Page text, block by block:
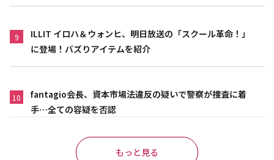
9
ILLIT イロハ＆ウォンヒ、明日放送の「スクール革命！」
に登場！バズりアイテムを紹介
10
fantagio会長、資本市場法違反の疑いで警察が捜査に着
手…全ての容疑を否認
もっと見る